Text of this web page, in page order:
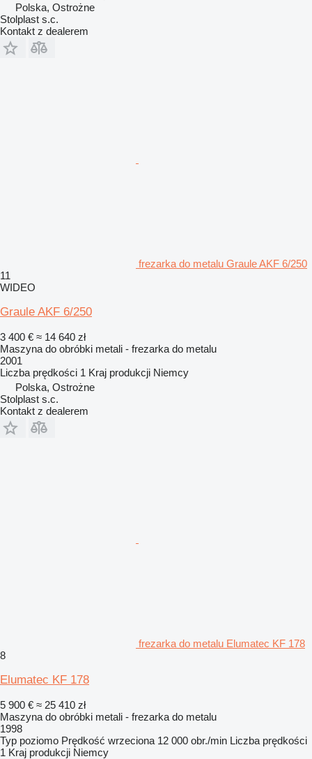
Polska, Ostrożne
Stolplast s.c.
Kontakt z dealerem
frezarka do metalu Graule AKF 6/250
11
WIDEO
Graule AKF 6/250
3 400 € ≈ 14 640 zł
Maszyna do obróbki metali - frezarka do metalu
2001
Liczba prędkości 1 Kraj produkcji Niemcy
Polska, Ostrożne
Stolplast s.c.
Kontakt z dealerem
frezarka do metalu Elumatec KF 178
8
Elumatec KF 178
5 900 € ≈ 25 410 zł
Maszyna do obróbki metali - frezarka do metalu
1998
Typ poziomo Prędkość wrzeciona 12 000 obr./min Liczba prędkości
1 Kraj produkcji Niemcy